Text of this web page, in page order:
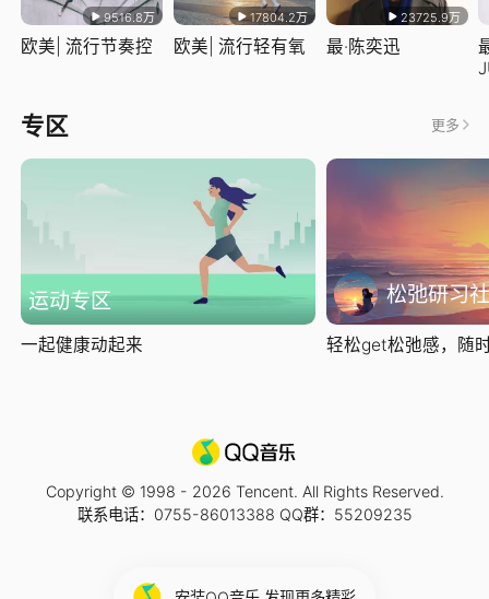
9516.8万
欧美| 流行节奏控
17804.2万
欧美| 流行轻有氧
23725.9万
最·陈奕迅
专区 更多
运动专区
一起健康动起来
松弛研习社
轻松get松弛感，随
Copyright © 1998 - 2026 Tencent. All Rights Reserved.
联系电话：0755-86013388 QQ群：55209235